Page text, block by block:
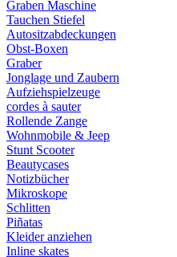
Graben Maschine
Tauchen Stiefel
Autositzabdeckungen
Obst-Boxen
Graber
Jonglage und Zaubern
Aufziehspielzeuge
cordes à sauter
Rollende Zange
Wohnmobile & Jeep
Stunt Scooter
Beautycases
Notizbücher
Mikroskope
Schlitten
Piñatas
Kleider anziehen
Inline skates